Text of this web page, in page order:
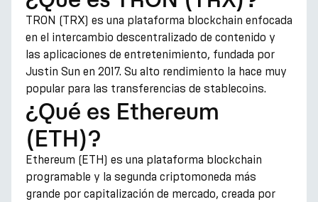
TRON (TRX) es una plataforma blockchain enfocada
en el intercambio descentralizado de contenido y
las aplicaciones de entretenimiento, fundada por
Justin Sun en 2017. Su alto rendimiento la hace muy
popular para las transferencias de stablecoins.
¿Qué es Ethereum
(ETH)?
Ethereum (ETH) es una plataforma blockchain
programable y la segunda criptomoneda más
grande por capitalización de mercado, creada por